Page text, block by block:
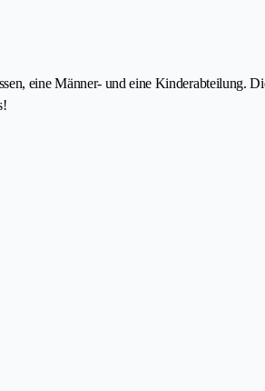
eine Männer- und eine Kinderabteilung.